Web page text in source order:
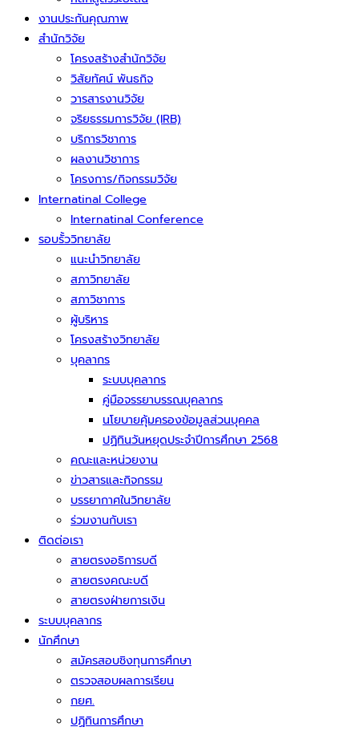
งานประกันคุณภาพ
สำนักวิจัย
โครงสร้างสำนักวิจัย
วิสัยทัศน์ พันธกิจ
วารสารงานวิจัย
จริยธรรมการวิจัย (IRB)
บริการวิชาการ
ผลงานวิชาการ
โครงการ/กิจกรรมวิจัย
Internatinal College
Internatinal Conference
รอบรั้ววิทยาลัย
แนะนำวิทยาลัย
สภาวิทยาลัย
สภาวิชาการ
ผู้บริหาร
โครงสร้างวิทยาลัย
บุคลากร
ระบบบุคลากร
คู่มือจรรยาบรรณบุคลากร
นโยบายคุ้มครองข้อมูลส่วนบุคคล
ปฏิทินวันหยุดประจำปีการศึกษา 2568
คณะและหน่วยงาน
ข่าวสารและกิจกรรม
บรรยากาศในวิทยาลัย
ร่วมงานกับเรา
ติดต่อเรา
สายตรงอธิการบดี
สายตรงคณะบดี
สายตรงฝ่ายการเงิน
ระบบบุคลากร
นักศึกษา
สมัครสอบชิงทุนการศึกษา
ตรวจสอบผลการเรียน
กยศ.
ปฏิทินการศึกษา